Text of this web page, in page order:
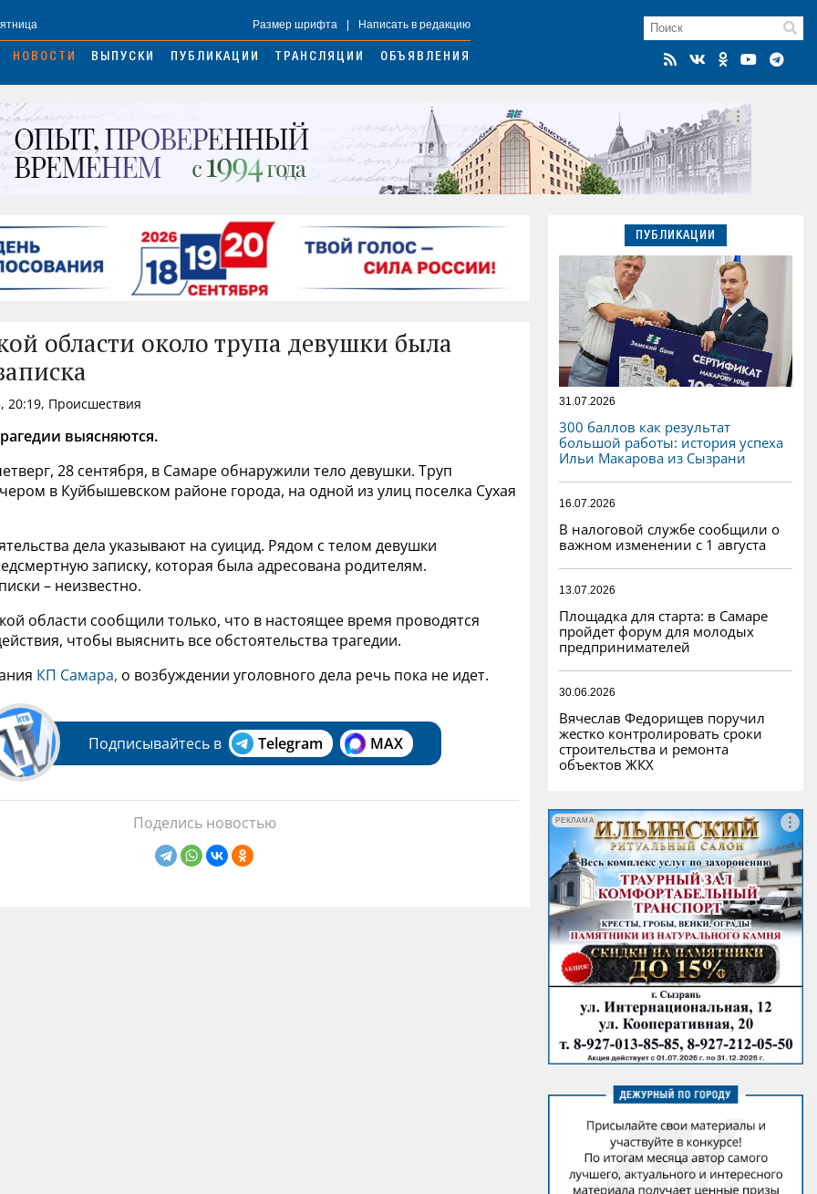
Размер шрифта Написать в редакцию
НОВОСТИ ВЫПУСКИ ПУБЛИКАЦИИ ТРАНСЛЯЦИИ ОБЪЯВЛЕНИЯ
области около трупа девушки была
20:19, Происшествия
выясняются.
28 сентября, в Самаре обнаружили тело девушки. Труп
в Куйбышевском районе города, на одной из улиц поселка Сухая
дела указывают на суицид. Рядом с телом девушки
записку, которая была адресована родителям.
– неизвестно.
области сообщили только, что в настоящее время проводятся
чтобы выяснить все обстоятельства трагедии.
КП Самара, о возбуждении уголовного дела речь пока не идет.
Подписывайтесь в Telegram MAX
Поделись новостью
ПУБЛИКАЦИИ
31.07.2026
300 баллов как результат
большой работы: история успеха
Ильи Макарова из Сызрани
16.07.2026
В налоговой службе сообщили о
важном изменении с 1 августа
13.07.2026
Площадка для старта: в Самаре
пройдет форум для молодых
предпринимателей
30.06.2026
Вячеслав Федорищев поручил
жестко контролировать сроки
строительства и ремонта
объектов ЖКХ
РЕКЛАМА